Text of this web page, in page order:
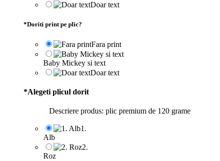
Doar text
*Doriti print pe plic?
Fara print
Baby Mickey si text
Doar text
*Alegeti plicul dorit
Descriere produs: plic premium de 120 grame
1.
Alb
2.
Roz